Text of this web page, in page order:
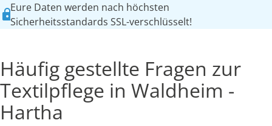
Eure Daten werden nach höchsten
Sicherheitsstandards SSL-verschlüsselt!
Häufig gestellte Fragen zur
Textilpflege in Waldheim -
Hartha